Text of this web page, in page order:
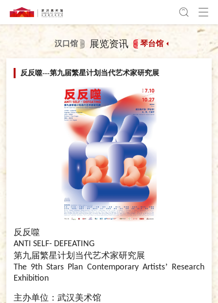
展览资讯
汉口馆 琴台馆
反反噬---第九届繁星计划当代艺术家研究展
反反噬
ANTI SELF- DEFEATING
第九届繁星计划当代艺术家研究展
The 9th Stars Plan Contemporary Artists’
Research
Exhibition
主办单位：武汉美术馆